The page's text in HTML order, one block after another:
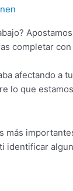
completar
afectando a
lo que
más
identificar